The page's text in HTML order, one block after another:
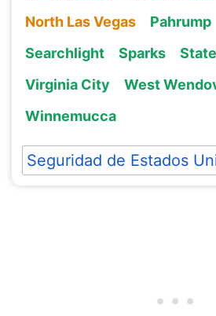
North Las Vegas
Pahrump
Searchlight
Sparks
Virginia City
West
Winnemucca
Seguridad de Estados